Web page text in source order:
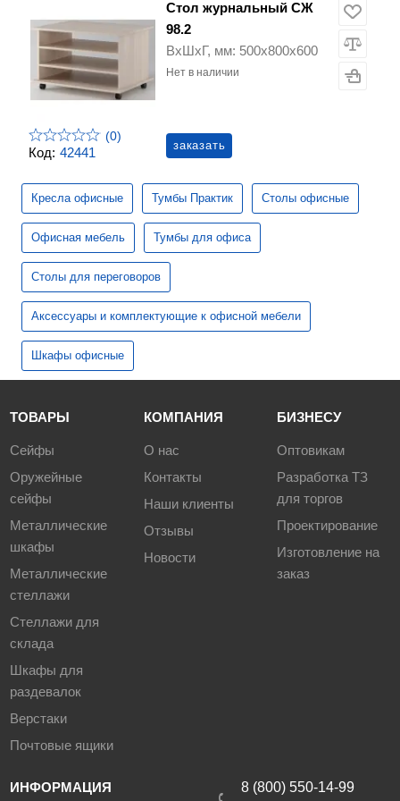
Код: 42441
(0)
Стол журнальный СЖ
98.2
ВхШхГ, мм: 500х800х600
Нет в наличии
заказать
Кресла офисные Тумбы Практик Столы офисные
Офисная мебель Тумбы для офиса
Столы для переговоров
Аксессуары и комплектующие к офисной мебели
Шкафы офисные
ТОВАРЫ
Сейфы
Оружейные
сейфы
Металлические
шкафы
Металлические
стеллажи
Стеллажи для
склада
Шкафы для
раздевалок
Верстаки
Почтовые ящики
КОМПАНИЯ
О нас
Контакты
Наши клиенты
Отзывы
Новости
БИЗНЕСУ
Оптовикам
Разработка ТЗ
для торгов
Проектирование
Изготовление на
заказ
ИНФОРМАЦИЯ
8 (800) 550-14-99